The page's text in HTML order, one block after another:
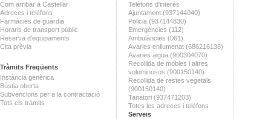
Com arribar a Castellar
Adreces i telèfons
Farmàcies de guàrdia
Horaris de transport públic
Reserva d'equipaments
Cita prèvia
Tràmits Freqüents
Instància genèrica
Bústia oberta
Subvencions per a la contractació
Tots els tràmits
Telèfons d'interès
Ajuntament (937144040)
Policia (937144830)
Emergències (112)
Ambulàncies (061)
Avaries enllumenat (686216138)
Avaries aigua (900304070)
Recollida de mobles i altres
voluminosos (900150140)
Recollida de restes vegetals
(900150140)
Tanatori (937471203)
Totes les adreces i telèfons
Serveis